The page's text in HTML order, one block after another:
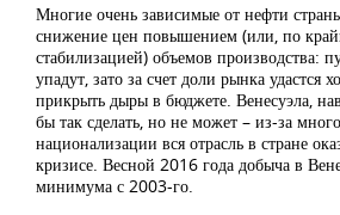
Многие очень зависимые от нефти
снижение цен повышением (или, по
стабилизацией) объемов производства:
упадут, зато за счет доли рынка удастся
прикрыть дыры в бюджете. Венесуэла,
бы так сделать, но не может – из-за
национализации вся отрасль в стране
кризисе. Весной 2016 года добыча в
минимума с 2003-го.